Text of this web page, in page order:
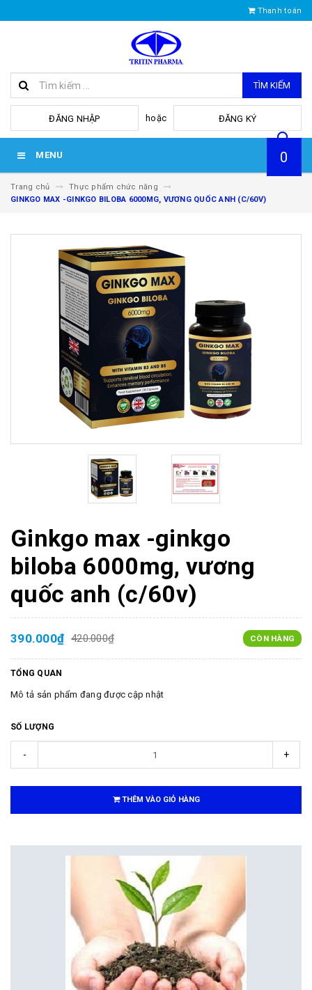
Thanh toán
TÌM KIẾM
ĐĂNG NHẬP hoặc ĐĂNG KÝ
MENU 0
Trang chủ
Thực phẩm chức năng
GINKGO MAX -GINKGO BILOBA 6000MG, VƯƠNG QUỐC ANH (C/60V)
Ginkgo max -ginkgo
biloba 6000mg, vương
quốc anh (c/60v)
390.000₫ 420.000₫ CÒN HÀNG
TỔNG QUAN
Mô tả sản phẩm đang được cập nhật
SỐ LƯỢNG
- +
THÊM VÀO GIỎ HÀNG